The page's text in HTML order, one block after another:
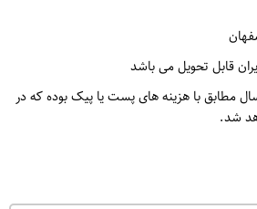
قابل تحویل می باشد
مطابق با هزینه های پست یا پیک بوده که در
شد.